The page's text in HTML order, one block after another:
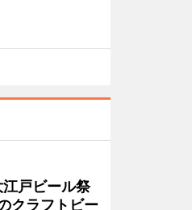
戸ビール祭
クラフトビー